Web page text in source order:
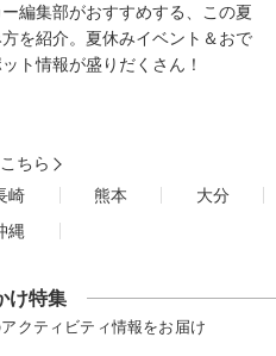
編集部がおすすめする、この夏
を紹介。夏休みイベント＆おで
ト情報が盛りだくさん！
ちら
崎 熊本
大分
縄
け特集
クティビティ情報をお届け